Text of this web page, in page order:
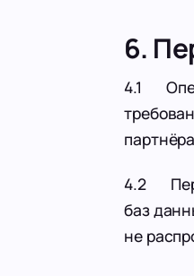
6.
4.1
4.2
баз
не